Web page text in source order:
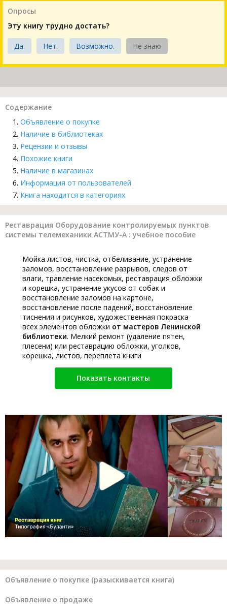
Опросы
Эту книгу трудно достать?
Да. Нет. Возможно. Не знаю
Содержание
Объявление о покупке
Наличие в библиотеках
Рецензии и отзывы
Похожие книги
Наличие в магазинах
Информация от пользователей
Книга находится в категориях
Реставрация Оборудование контролируемых пунктов
системы телемеханики АСТМУ-А : учебное пособие
Мойка листов, чистка, отбеливание, устранение
заломов, восстановление разрывов, следов от
влаги, травление насекомых, реставрация обложки
и корешка, устранение укусов от собак и
восстановление заломов на картоне,
восстановление после падений, восстановление
тиснения и рисунков, художественная покраска
всех элементов обложки от мастеров Ленинской
библиотеки. Мелкий ремонт (удаление пятен,
плесени) или реставрацию обложки, уголков,
корешка, листов, переплета книги
Показать контакты
Объявление о покупке (разыскивается книга)
Объявление о продаже